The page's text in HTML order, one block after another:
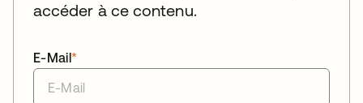
accéder à ce contenu.
*
E-Mail